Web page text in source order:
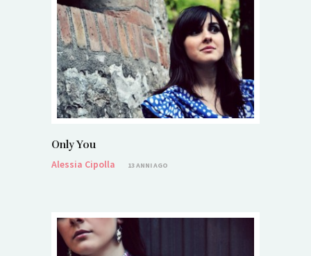
Only You
Alessia Cipolla
13 ANNI AGO